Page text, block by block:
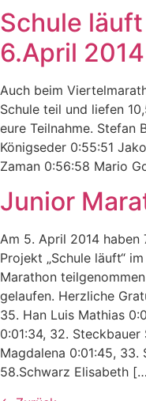
Schule
6.April 2014
Auch beim
Schule teil und liefen
eure Teilnahme. Stefan
Königseder 0:55:51
Zaman 0:56:58 Mario
Junior
Am 5. April 2014 haben
Projekt „Schule läuft“
Marathon
gelaufen. Herzliche
35. Han Luis Mathias
0:01:34, 32.
Magdalena 0:01:45, 33.
58.Schwarz Elisabeth